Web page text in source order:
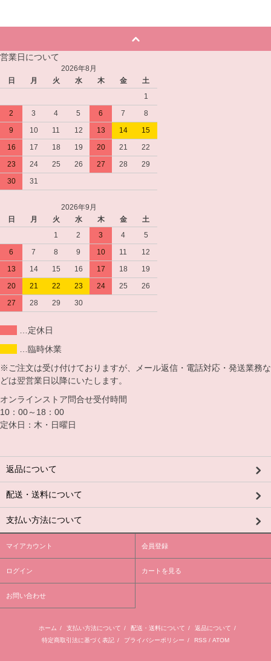
営業日について
2026年8月
日
月 火 水 木 金
土
1
2
3 4 5 6 7
8
9
10 11 12 13 14
15
16
17 18 19 20 21
22
23
24 25 26 27 28
29
30
31
2026年9月
日
月 火 水 木 金
土
1
2 3 4
5
6
7 8 9 10 11
12
13
14 15 16 17 18
19
20
21 22 23 24 25
26
27
28 29 30
…定休日
…臨時休業
※ご注文は受け付けておりますが、メール返信・電話対応・発送業務な
どは翌営業日以降にいたします。
オンラインストア問合せ受付時間
10：00～18：00
定休日：木・日曜日
返品について
配送・送料について
支払い方法について
マイアカウント 会員登録
ログイン カートを見る
お問い合わせ
ホーム / 支払い方法について / 配送・送料について / 返品について /
特定商取引法に基づく表記 / プライバシーポリシー / RSS / ATOM